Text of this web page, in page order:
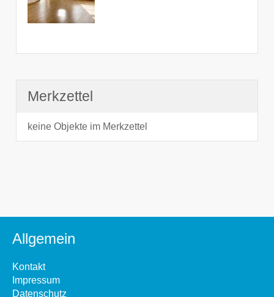
Merkzettel
keine Objekte im Merkzettel
Allgemein
Kontakt
Impressum
Datenschutz